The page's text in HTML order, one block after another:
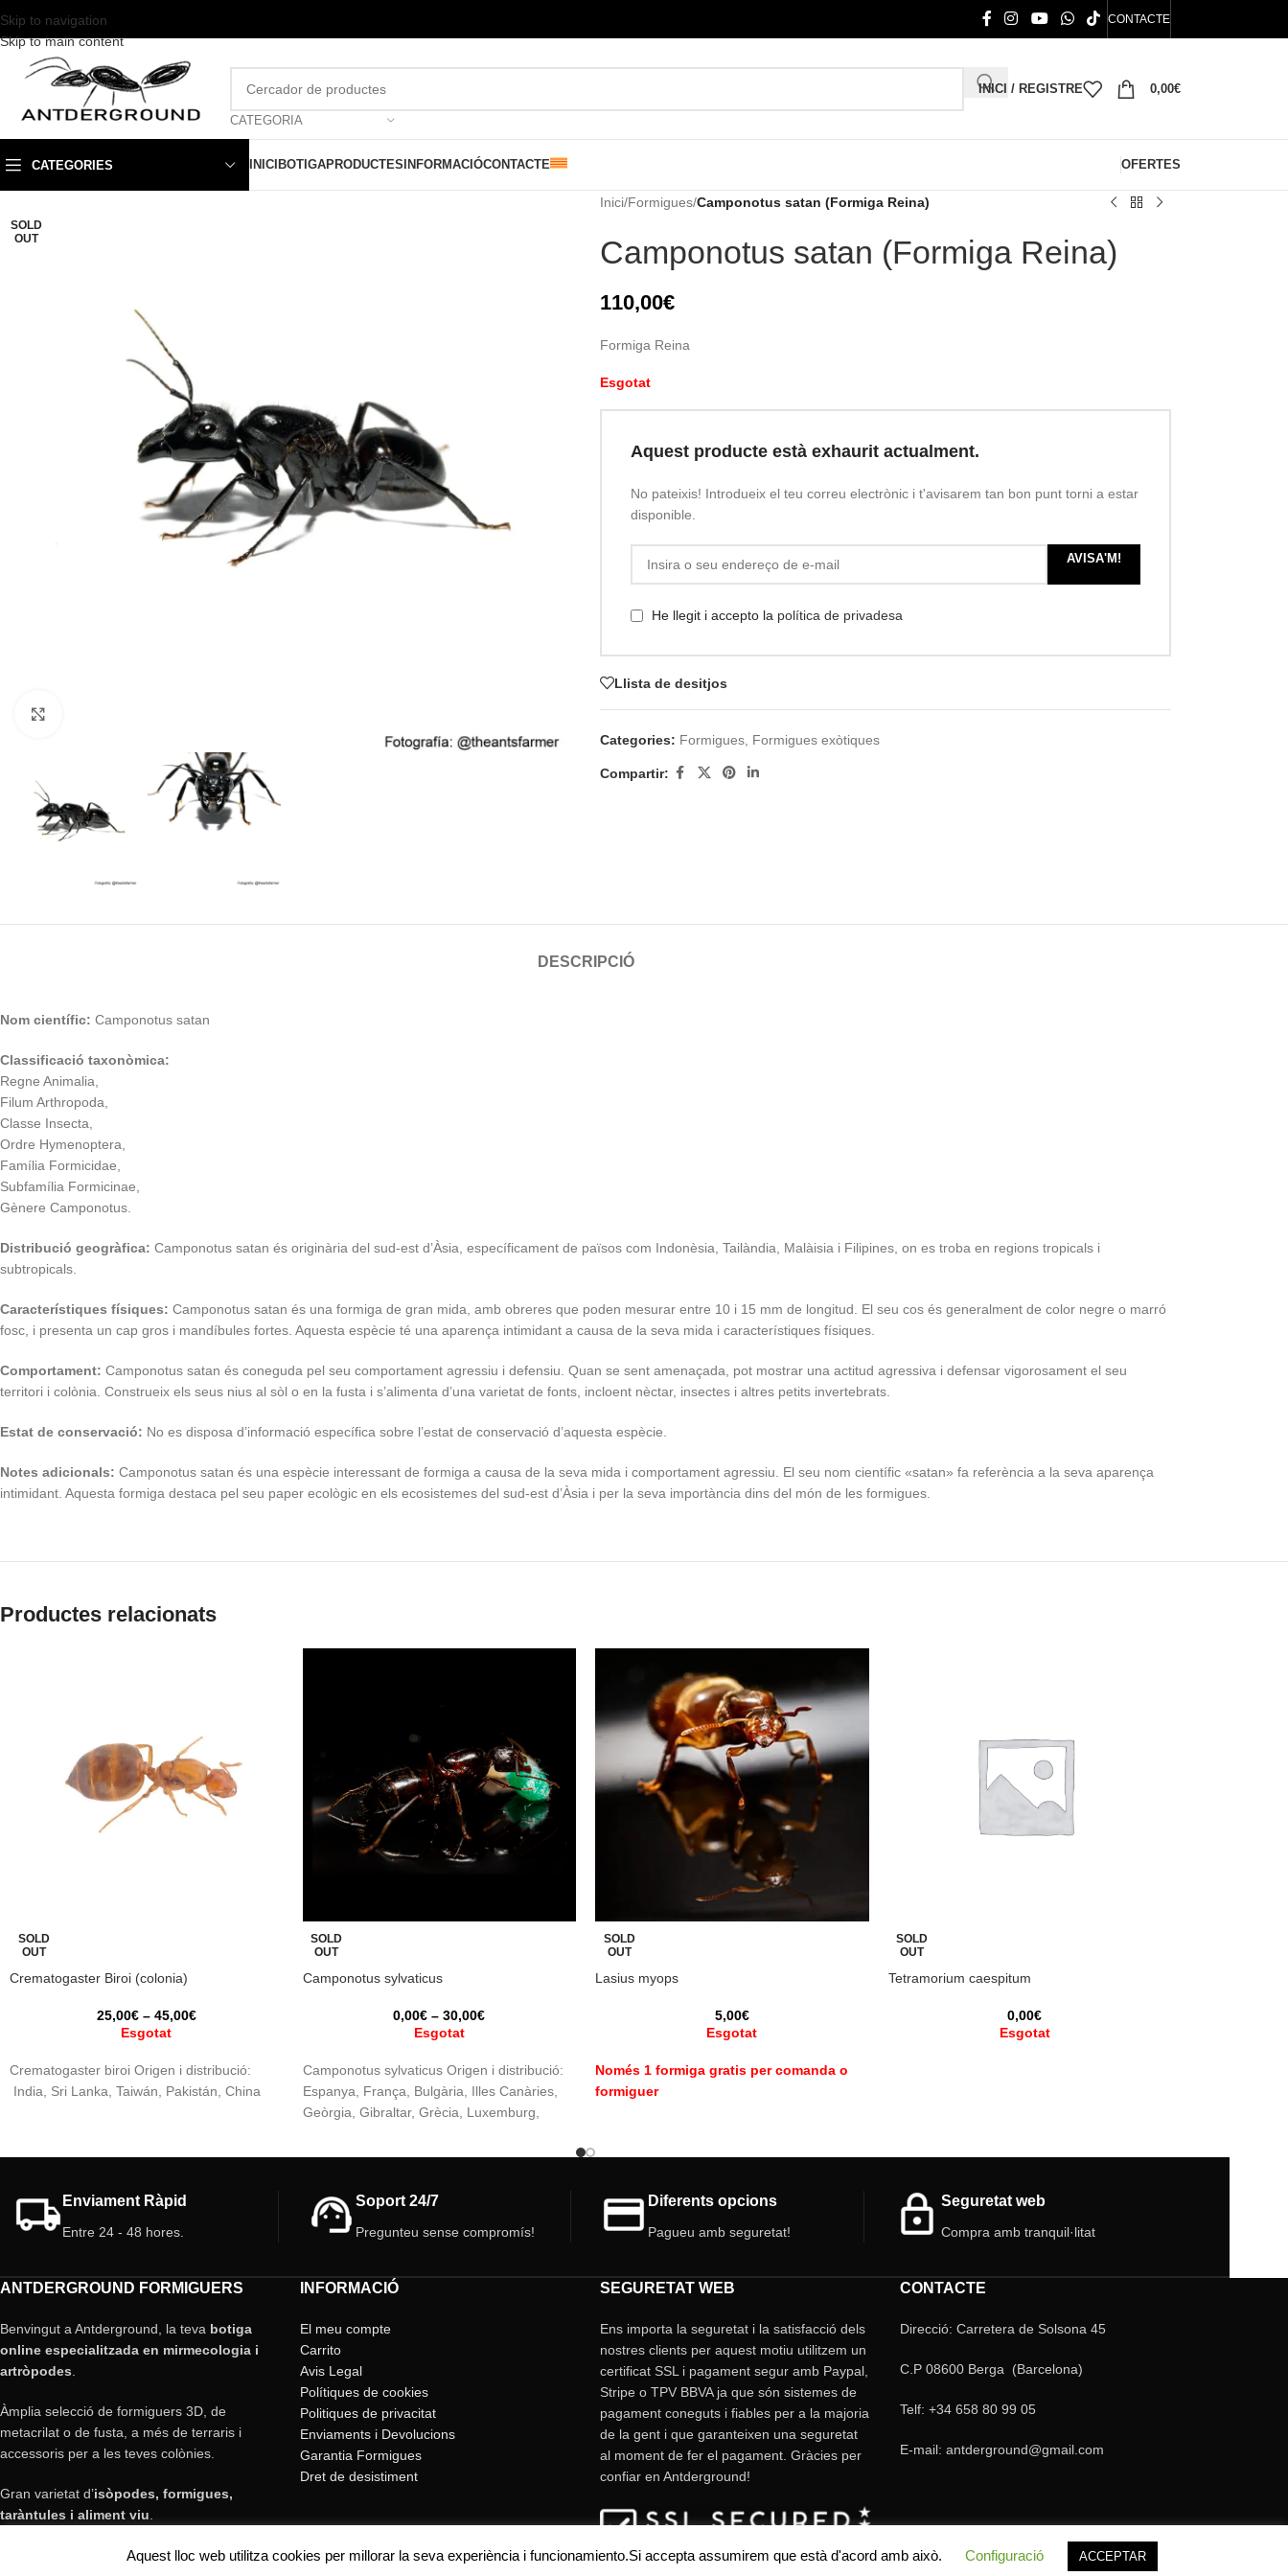
Skip to navigation
Skip to main content
CONTACTE
CATEGORIA
INICI / REGISTRE 0,00€
CATEGORIES INICI BOTIGAPRODUCTES INFORMACIÓCONTACTE OFERTES
SOLD
OUT
Inici/Formigues/Camponotus satan (Formiga Reina)
Camponotus satan (Formiga Reina)
110,00€
Formiga Reina
Esgotat
Aquest producte està exhaurit actualment.
No pateixis! Introdueix el teu correu electrònic i t'avisarem tan bon punt torni a estar
disponible.
AVISA'M!
He llegit i accepto la política de privadesa
Llista de desitjos
Categories: Formigues, Formigues exòtiques
Compartir:
DESCRIPCIÓ
Nom científic: Camponotus satan
Classificació taxonòmica:
Regne Animalia,
Filum Arthropoda,
Classe Insecta,
Ordre Hymenoptera,
Família Formicidae,
Subfamília Formicinae,
Gènere Camponotus.
Distribució geogràfica: Camponotus satan és originària del sud-est d’Àsia, específicament de països com Indonèsia, Tailàndia, Malàisia i Filipines, on es troba en regions tropicals i
subtropicals.
Característiques físiques: Camponotus satan és una formiga de gran mida, amb obreres que poden mesurar entre 10 i 15 mm de longitud. El seu cos és generalment de color negre o marró
fosc, i presenta un cap gros i mandíbules fortes. Aquesta espècie té una aparença intimidant a causa de la seva mida i característiques físiques.
Comportament: Camponotus satan és coneguda pel seu comportament agressiu i defensiu. Quan se sent amenaçada, pot mostrar una actitud agressiva i defensar vigorosament el seu
territori i colònia. Construeix els seus nius al sòl o en la fusta i s’alimenta d’una varietat de fonts, incloent nèctar, insectes i altres petits invertebrats.
Estat de conservació: No es disposa d’informació específica sobre l’estat de conservació d’aquesta espècie.
Notes adicionals: Camponotus satan és una espècie interessant de formiga a causa de la seva mida i comportament agressiu. El seu nom científic «satan» fa referència a la seva aparença
intimidant. Aquesta formiga destaca pel seu paper ecològic en els ecosistemes del sud-est d’Àsia i per la seva importància dins del món de les formigues.
Productes relacionats
SOLD
OUT
Crematogaster Biroi (colonia)
25,00€ – 45,00€
Esgotat
Crematogaster biroi Origen i distribució:
India, Sri Lanka, Taiwán, Pakistán, China
SOLD
OUT
Camponotus sylvaticus
0,00€ – 30,00€
Esgotat
Camponotus sylvaticus Origen i distribució:
Espanya, França, Bulgària, Illes Canàries,
Geòrgia, Gibraltar, Grècia, Luxemburg,
SOLD
OUT
Lasius myops
5,00€
Esgotat
Només 1 formiga gratis per comanda o
formiguer
SOLD
OUT
Tetramorium caespitum
0,00€
Esgotat
Enviament Ràpid
Entre 24 - 48 hores.
Soport 24/7
Pregunteu sense compromís!
Diferents opcions
Pagueu amb seguretat!
Seguretat web
Compra amb tranquil·litat
ANTDERGROUND FORMIGUERS
Benvingut a Antderground, la teva botiga
online especialitzada en mirmecologia i
artròpodes
Àmplia selecció de formiguers 3D, de
metacrilat o de fusta, a més de terraris i
accessoris per a les teves colònies.
Gran varietat d’isòpodes, formigues,
taràntules i aliment viu
Enviaments ràpids a tot Espanya i Europa.
INFORMACIÓ
El meu compte
Carrito
Avis Legal
Polítiques de cookies
Politiques de privacitat
Enviaments i Devolucions
Garantia Formigues
Dret de desistiment
SEGURETAT WEB
Ens importa la seguretat i la satisfacció dels
nostres clients per aquest motiu utilitzem un
certificat SSL i pagament segur amb Paypal,
Stripe o TPV BBVA ja que són sistemes de
pagament coneguts i fiables per a la majoria
de la gent i que garanteixen una seguretat
al moment de fer el pagament. Gràcies per
confiar en Antderground!
CONTACTE
Direcció: Carretera de Solsona 45
C.P 08600 Berga (Barcelona)
Telf: +34 658 80 99 05
E-mail: antderground@gmail.com
Aquest lloc web utilitza cookies per millorar la seva experiència i funcionamiento.Si accepta assumirem que està d'acord amb això. Configuració ACCEPTAR